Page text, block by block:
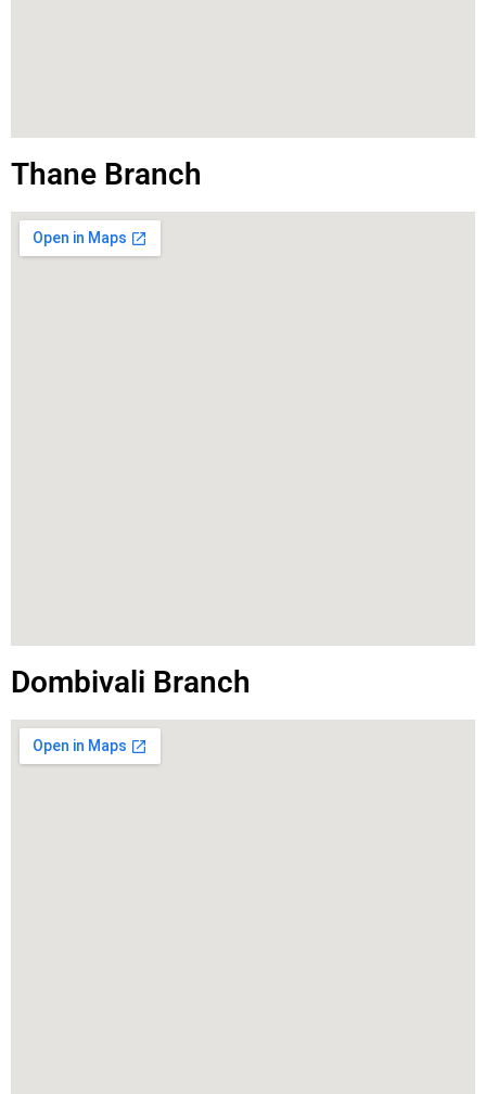
Thane Branch
Dombivali Branch